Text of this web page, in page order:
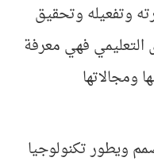
وتفعيله وتحقيق
التعليمي فهي معرفة
ومجالاتها
ويطور تكنولوجيا